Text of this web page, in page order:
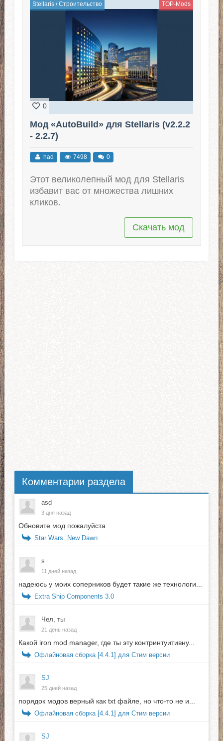
Stellaris/Строительство TOP-Mods
0
Мод «AutoBuild» для Stellaris (v2.2.2
- 2.2.7)
had 7498 0
Этот великолепный мод для Stellaris
избавит вас от множества лишних
кликов.
Скачать мод
Комментарии раздела
asd
3 дня назад
Обновите мод пожалуйста
Star Wars: New Dawn
s
11 дней назад
надеюсь у моих соперников будет такие же технологи...
Extra Ship Components 3.0
Чел, ты
21 день назад
Какой iron mod manager, где ты эту контринтуитивну...
Офлайновая сборка [4.4.1] для Стим версии
SJ
25 дней назад
порядок модов верный как txt файле, но что-то не и...
Офлайновая сборка [4.4.1] для Стим версии
SJ